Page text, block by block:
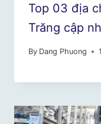
Top 03 địa
Trăng cập
By Dang Phuong